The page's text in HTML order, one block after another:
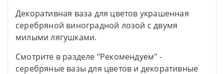
Декоративная ваза для цветов украшенная
серебряной виноградной лозой с двумя
милыми лягушками.
Смотрите в разделе "Рекомендуем" -
серебряные вазы для цветов и декоративные